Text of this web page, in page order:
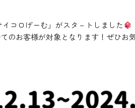
イコロげーむ」がスタ－トしました
のお客様が対象となります！ぜひお